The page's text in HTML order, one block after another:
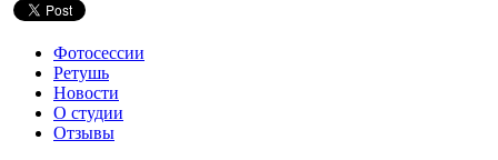
Фотосессии
Ретушь
Новости
О студии
Отзывы